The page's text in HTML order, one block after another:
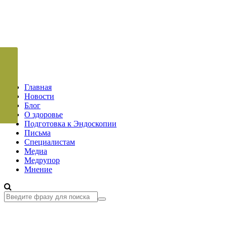
Главная
Новости
Блог
О здоровье
Подготовка к Эндоскопии
Письма
Специалистам
Медиа
Медрупор
Мнение